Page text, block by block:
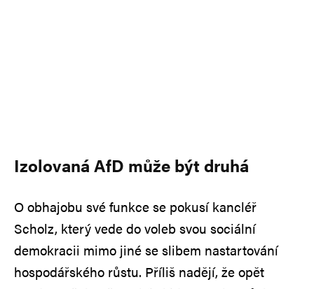
Izolovaná AfD může být druhá
O obhajobu své funkce se pokusí kancléř
Scholz, který vede do voleb svou sociální
demokracii mimo jiné se slibem nastartování
hospodářského růstu. Příliš nadějí, že opět